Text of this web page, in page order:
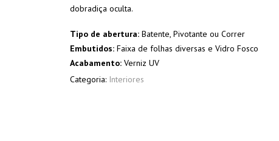
dobradiça oculta.
Tipo de abertura: Batente, Pivotante ou Correr
Embutidos: Faixa de folhas diversas e Vidro Fosco
Acabamento: Verniz UV
Categoria: Interiores